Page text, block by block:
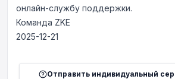
онлайн-службу поддержки.
Команда ZKE
2025-12-21
Отправить индивидуальный
Онлайн-поддержка